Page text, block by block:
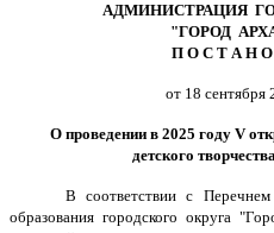
АДМИНИСТРАЦИЯ
"ГОРОД
П О С Т А Н
от 18 сентября
О проведении в 2025 году V
детского
В соответствии с
образования городского округа